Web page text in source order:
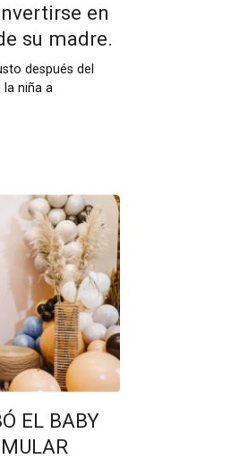
en
su madre.
después del
la niña a
EL BABY